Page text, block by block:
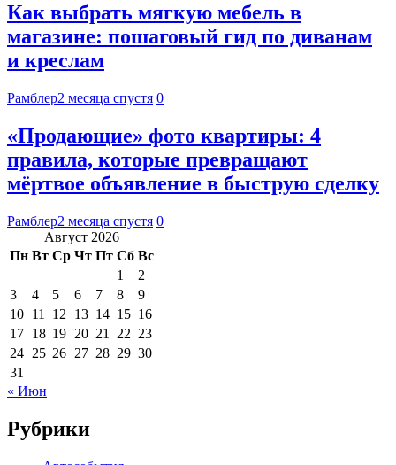
Как выбрать мягкую мебель в
магазине: пошаговый гид по диванам
и креслам
Рамблер2 месяца спустя 0
«Продающие» фото квартиры: 4
правила, которые превращают
мёртвое объявление в быструю сделку
Рамблер2 месяца спустя 0
Август 2026
Пн Вт Ср Чт Пт Сб Вс
1
2
3
4 5 6 7 8
9
10 11 12 13 14 15 16
17 18 19 20 21 22 23
24 25 26 27 28 29 30
31
« Июн
Рубрики